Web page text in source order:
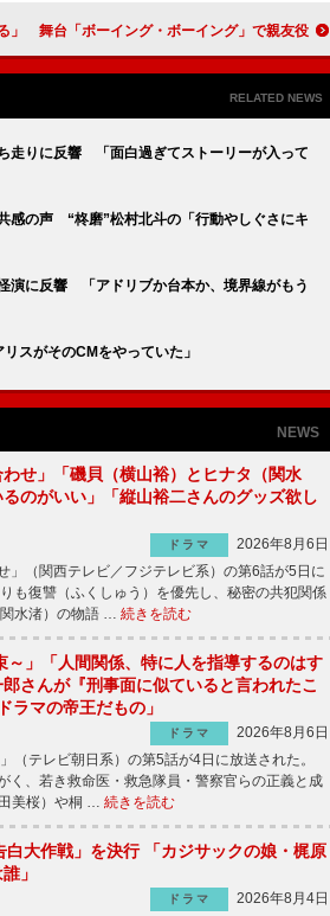
太「室龍太は自然にモテ男を演じている」 舞台「ボーイング・ボーイング」で親友役
RELATED NEWS
走りに反響 「面白過ぎてストーリーが入って
感の声 “柊磨”松村北斗の「行動やしぐさにキ
演に反響 「アドリブか台本か、境界線がもう
スがそのCMをやっていた」
NEWS
わせ」「磯貝（横山裕）とヒナタ（関水
のがいい」「縦山裕二さんのグッズ欲し
ドラマ
2026年8月6日
（関西テレビ／フジテレビ系）の第6話が5日に
復讐（ふくしゅう）を優先し、秘密の共犯関係
水渚）の物語 … 続きを読む
～」「人間関係、特に人を指導するのはす
さんが『刑事面に似ていると言われたこ
ラマの帝王だもの」
ドラマ
2026年8月6日
テレビ朝日系）の第5話が4日に放送された。
、若き救命医・救急隊員・警察官らの正義と成
美桜）や桐 … 続きを読む
白大作戦」を決行 「カジサックの娘・梶原
」
ドラマ
2026年8月4日